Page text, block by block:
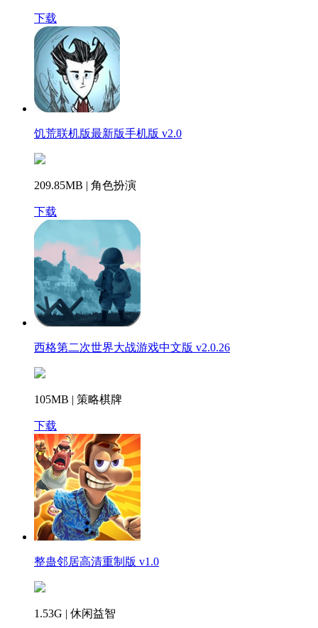
下载
饥荒联机版最新版手机版 v2.0
209.85MB | 角色扮演
下载
西格第二次世界大战游戏中文版 v2.0.26
105MB | 策略棋牌
下载
整蛊邻居高清重制版 v1.0
1.53G | 休闲益智